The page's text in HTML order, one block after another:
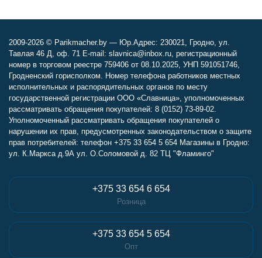
2009-2026 © Parikmacher.by — Юр.Адрес: 230021, Гродно, ул.
Тавлая 46 Д, оф. 71 E-mail: slavnica@inbox.ru, регистрационный
номер в торговом реестре 759406 от 08.10.2025, УНП 591051746,
Гродненский горисполком. Номер телефона работников местных
исполнительных и распорядительных органов по месту
государственной регистрации ООО «Славница», уполномоченных
рассматривать обращения покупателей: 8 (0152) 73-89-02.
Уполномоченный рассматривать обращения покупателей о
нарушении их прав, предусмотренных законодательством о защите
прав потребителей: телефон +375 33 654 5 654 Магазины в Гродно:
ул. К.Маркса д.9А ул. О.Соломовой д. 82 ТЦ "Фламинго"
+375 33 654 6 654
Розница
+375 33 654 5 654
Опт